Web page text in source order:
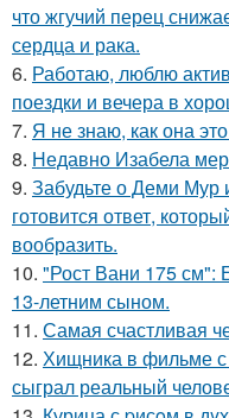
что жгучий перец
сердца и рака.
6. Работаю, люблю
поездки и вечера в
7. Я не знаю, как она
8. Недавно Изабела
9. Забудьте о Деми Мур
готовится ответ,
вообразить.
10. "Рост Вани 175 см":
13-летним сыном.
11. Самая счастливая
12. Хищника в фильме
сыграл реальный